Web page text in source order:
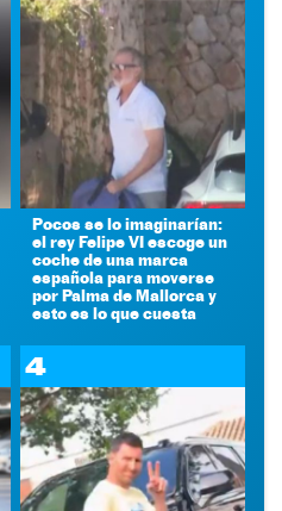
Pocos se lo imaginarían:
el rey Felipe VI escoge un
coche de una marca
española para moverse
por Palma de Mallorca y
esto es lo que cuesta
4